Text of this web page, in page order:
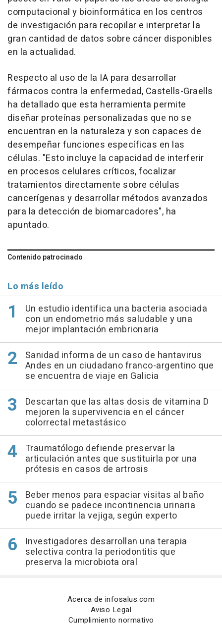
computacional y bioinformática en los centros
de investigación para recopilar e interpretar la
gran cantidad de datos sobre cáncer disponibles
en la actualidad.
Respecto al uso de la IA para desarrollar
fármacos contra la enfermedad, Castells-Graells
ha detallado que esta herramienta permite
diseñar proteínas personalizadas que no se
encuentran en la naturaleza y son capaces de
desempeñar funciones específicas en las
células. "Esto incluye la capacidad de interferir
en procesos celulares críticos, focalizar
tratamientos directamente sobre células
cancerígenas y desarrollar métodos avanzados
para la detección de biomarcadores", ha
apuntado.
Contenido patrocinado
Lo más leído
Un estudio identifica una bacteria asociada
con un endometrio más saludable y una
mejor implantación embrionaria
Sanidad informa de un caso de hantavirus
Andes en un ciudadano franco-argentino que
se encuentra de viaje en Galicia
Descartan que las altas dosis de vitamina D
mejoren la supervivencia en el cáncer
colorrectal metastásico
Traumatólogo defiende preservar la
articulación antes que sustituirla por una
prótesis en casos de artrosis
Beber menos para espaciar visitas al baño
cuando se padece incontinencia urinaria
puede irritar la vejiga, según experto
Investigadores desarrollan una terapia
selectiva contra la periodontitis que
preserva la microbiota oral
Acerca de infosalus.com
Aviso Legal
Cumplimiento normativo